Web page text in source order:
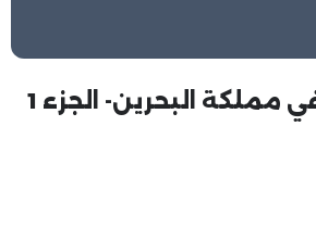
في مملكة البحرين- الجزء 1